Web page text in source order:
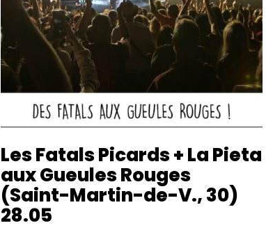
Les Fatals Picards + La Pieta
aux Gueules Rouges
(Saint-Martin-de-V., 30)
28.05